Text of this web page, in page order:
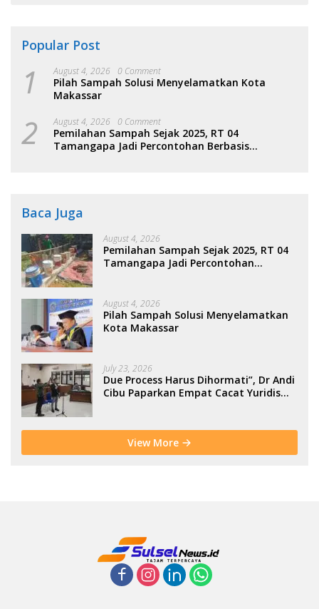
Popular Post
1 August 4, 2026 0 Comment
Pilah Sampah Solusi Menyelamatkan Kota
Makassar
2 August 4, 2026 0 Comment
Pemilahan Sampah Sejak 2025, RT 04
Tamangapa Jadi Percontohan Berbasis
Baca Juga
August 4, 2026
Pemilahan Sampah Sejak 2025, RT 04
Tamangapa Jadi Percontohan
August 4, 2026
Pilah Sampah Solusi Menyelamatkan
Kota Makassar
July 23, 2026
Due Process Harus Dihormati”, Dr Andi
Cibu Paparkan Empat Cacat Yuridis
View More